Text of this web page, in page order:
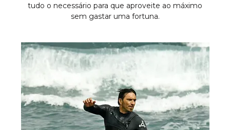
tudo o necessário para que aproveite ao máximo
sem gastar uma fortuna.